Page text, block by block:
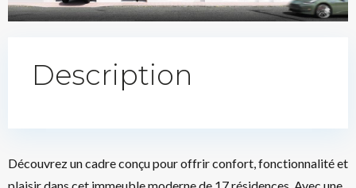
Description
Découvrez un cadre conçu pour offrir confort, fonctionnalité et